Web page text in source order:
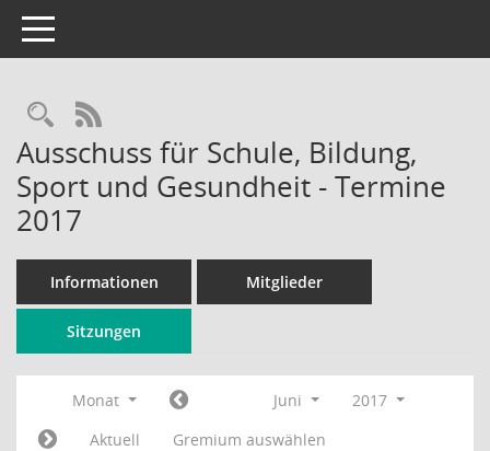
Toggle navigation
Rechercheauswahl
RSS-Feed
Ausschuss für Schule, Bildung,
Sport und Gesundheit - Termine
2017
Informationen Mitglieder
Sitzungen
Monat Juni
2017
Aktuell
Gremium auswählen